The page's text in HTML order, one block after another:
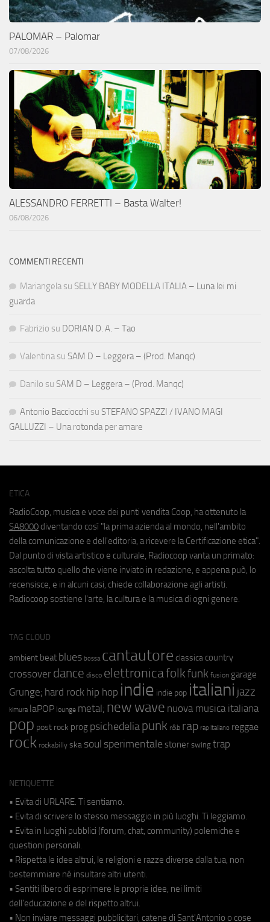
PALOMAR – Palomar
07/08/2026
ALESSANDRO FERRETTI – Basta Walter!
06/08/2026
COMMENTI RECENTI
Mariangela su SELLY BABY MODELLA ITALIA – Luna lei mi
guarda
Fabrizio su DORIAN O. A. – Tao
Valentina su SAM D – Leggera – (Prod. Manqc)
Danilo su SAM D – Leggera – (Prod. Manqc)
Antonio Bacciocchi su STEFANO SPAZZI / IVANO MAGI
GALLUZZI – Una rotonda per amare
ETICA
RadioCoop, musica e voce dei punti vendita Coop, ha ottenuto la
SA8000 diventando così "la prima azienda al mondo, nell'ambito
della comunicazione e dell'editoria, a ricevere la Certificazione etica".
Dal punto di vista artistico e culturale, Radiocoop vanta un primato:
ascolta tutto quello che viene inviato in redazione, e appena può, lo
recensisce, e in alcuni casi, chiede collaborazione agli artisti.
Radiocoop sostiene l'arte, la cultura e la musica di ogni genere.
TAG CLOUD
ambient beat blues bossa cantautore classica country
crossover dance disco elettronicafolkfunk fusion garage
Grunge; hard rock hip hop indie indie pop italiani jazz
kimura laPOP lounge metal; new wave nuova musica italiana
pop post rock prog psichedeliapunk r&b rap rap italiano reggae
rock rockabilly ska soul sperimentale stoner swing trap
NETIQUETTE
• Evita di URLARE. Ti sentiamo.
• Evita di scrivere lo stesso messaggio in più luoghi. Ti leggiamo.
• Evita in luoghi pubblici (forum, chat, community) polemiche e
questioni personali.
• Rispetta le idee altrui, le religioni e razze diverse dalla tua, non
bestemmiare né insultare altri utenti.
• Sentiti libero di esprimere le proprie idee, nei limiti
dell'educazione e del rispetto altrui.
• Non inviare messaggi pubblicitari, catene di Sant'Antonio o cose